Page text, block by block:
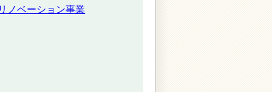
ノベーション事業